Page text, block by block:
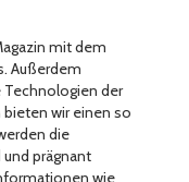
mit dem
Außerdem
Technologien der
bieten wir einen so
die
prägnant
wie